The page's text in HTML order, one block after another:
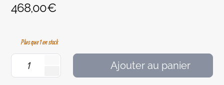
468,00€
Plus que 1 en stock
Ajouter au panier